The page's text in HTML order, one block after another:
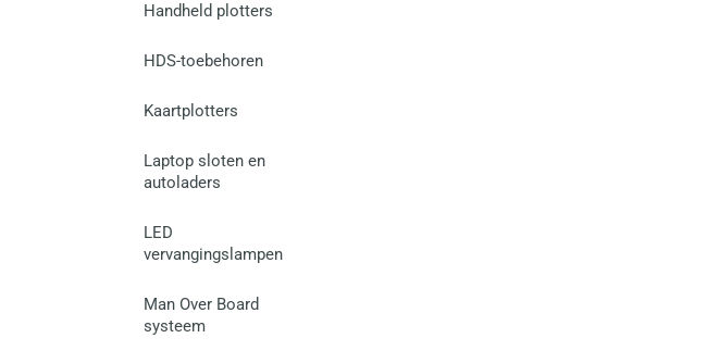
Handheld plotters
HDS-toebehoren
Kaartplotters
Laptop sloten en
autoladers
LED
vervangingslampen
Man Over Board
systeem